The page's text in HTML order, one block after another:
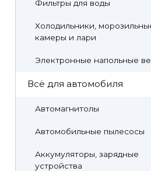
Фильтры для воды
Холодильники,
камеры и лари
Электронные напольные
Всё для автомобиля
Автомагнитолы
Автомобильные пылесосы
Аккумуляторы, зарядные
устройства